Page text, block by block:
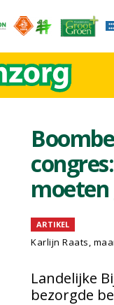
moeten
ARTIKEL
Karlijn Raats,
Landelijke
bezorgde